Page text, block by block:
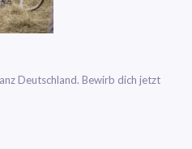
Deutschland. Bewirb dich jetzt